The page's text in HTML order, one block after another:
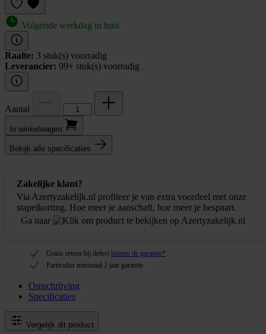
Volgende werkdag in huis
Raalte: 3 stuk(s) voorradig
Leverancier: 99+ stuk(s) voorradig
Aantal
In winkel­wagen
Bekijk alle specificaties
Zakelijke klant?
Via Azertyzakelijk.nl profiteer je van extra voordeel met onze
stapelkorting. Hoe meer je aanschaft, hoe meer je bespaart.
Ga naar
Gratis retour bij defect binnen de garantie*
Particulier minimaal 2 jaar garantie
Omschrijving
Specificaties
Vergelijk dit product